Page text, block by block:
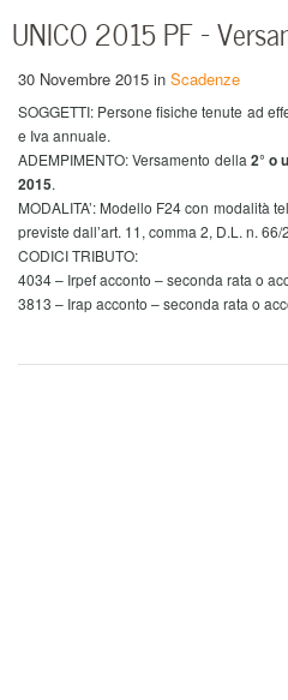
UNICO 2015 PF –
30 Novembre 2015 in Scadenze
SOGGETTI: Persone fisiche tenute ad
e Iva annuale.
ADEMPIMENTO: Versamento della 2° o
2015.
MODALITA’: Modello F24 con modalità
previste dall’art. 11, comma 2, D.L. n.
CODICI TRIBUTO:
4034 – Irpef acconto – seconda rata o
3813 – Irap acconto – seconda rata o